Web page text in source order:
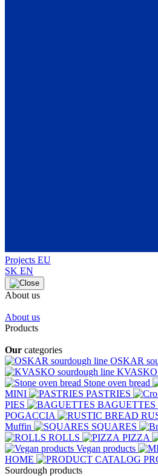
Projects EU
SK EN
About us
About us
Products
Our categories
OSKAR
KVASKO
Stone oven bread
MINI
PASTRIES
PIES
BAGUETTES
POGACCIA
Muffin
SQUARES
ROLLS
PIZZA
Vegan products
HOME
Sourdough products